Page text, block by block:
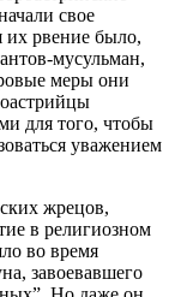
свое
их рвение было,
мусульман,
меры они
для того, чтобы
уважением
жрецов,
в религиозном
во время
завоевавшего